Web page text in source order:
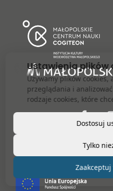
Ustawienia plików
Używamy plików
przeglądania i
rodzaje cookies, które
Dostosuj
Tylko
Zaakceptuj